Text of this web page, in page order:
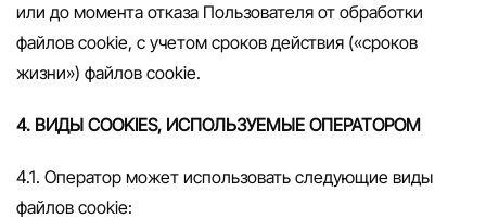
или до момента отказа Пользователя от обработки
файлов cookie, с учетом сроков действия («сроков
жизни») файлов cookie.
4. ВИДЫ COOKIES, ИСПОЛЬЗУЕМЫЕ ОПЕРАТОРОМ
4.1. Оператор может использовать следующие виды
файлов cookie: